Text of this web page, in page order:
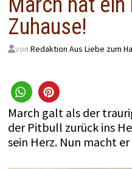
Zuhause!
von Redaktion Aus Liebe zum
March galt als der
der Pitbull zurück ins
sein Herz. Nun macht